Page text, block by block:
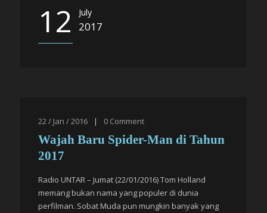
12 July
2017
22 / Jan / 2016 | 0 Comment
Wajah Baru Spider-Man di Tahun
2017
Radio UNTAR – Jumat (22/01/2016) Tom Holland
memang bukan nama yang populer di dunia
perfilman. Sobat Muda pun mungkin banyak yang